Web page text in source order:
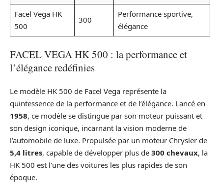
Facel Vega HK
500
300
Performance sportive,
élégance
FACEL VEGA HK 500 : la performance et
l’élégance redéfinies
Le modèle HK 500 de Facel Vega représente la
quintessence de la performance et de l’élégance. Lancé en
1958, ce modèle se distingue par son moteur puissant et
son design iconique, incarnant la vision moderne de
l’automobile de luxe. Propulsée par un moteur Chrysler de
5,4 litres, capable de développer plus de 300 chevaux, la
HK 500 est l’une des voitures les plus rapides de son
époque.